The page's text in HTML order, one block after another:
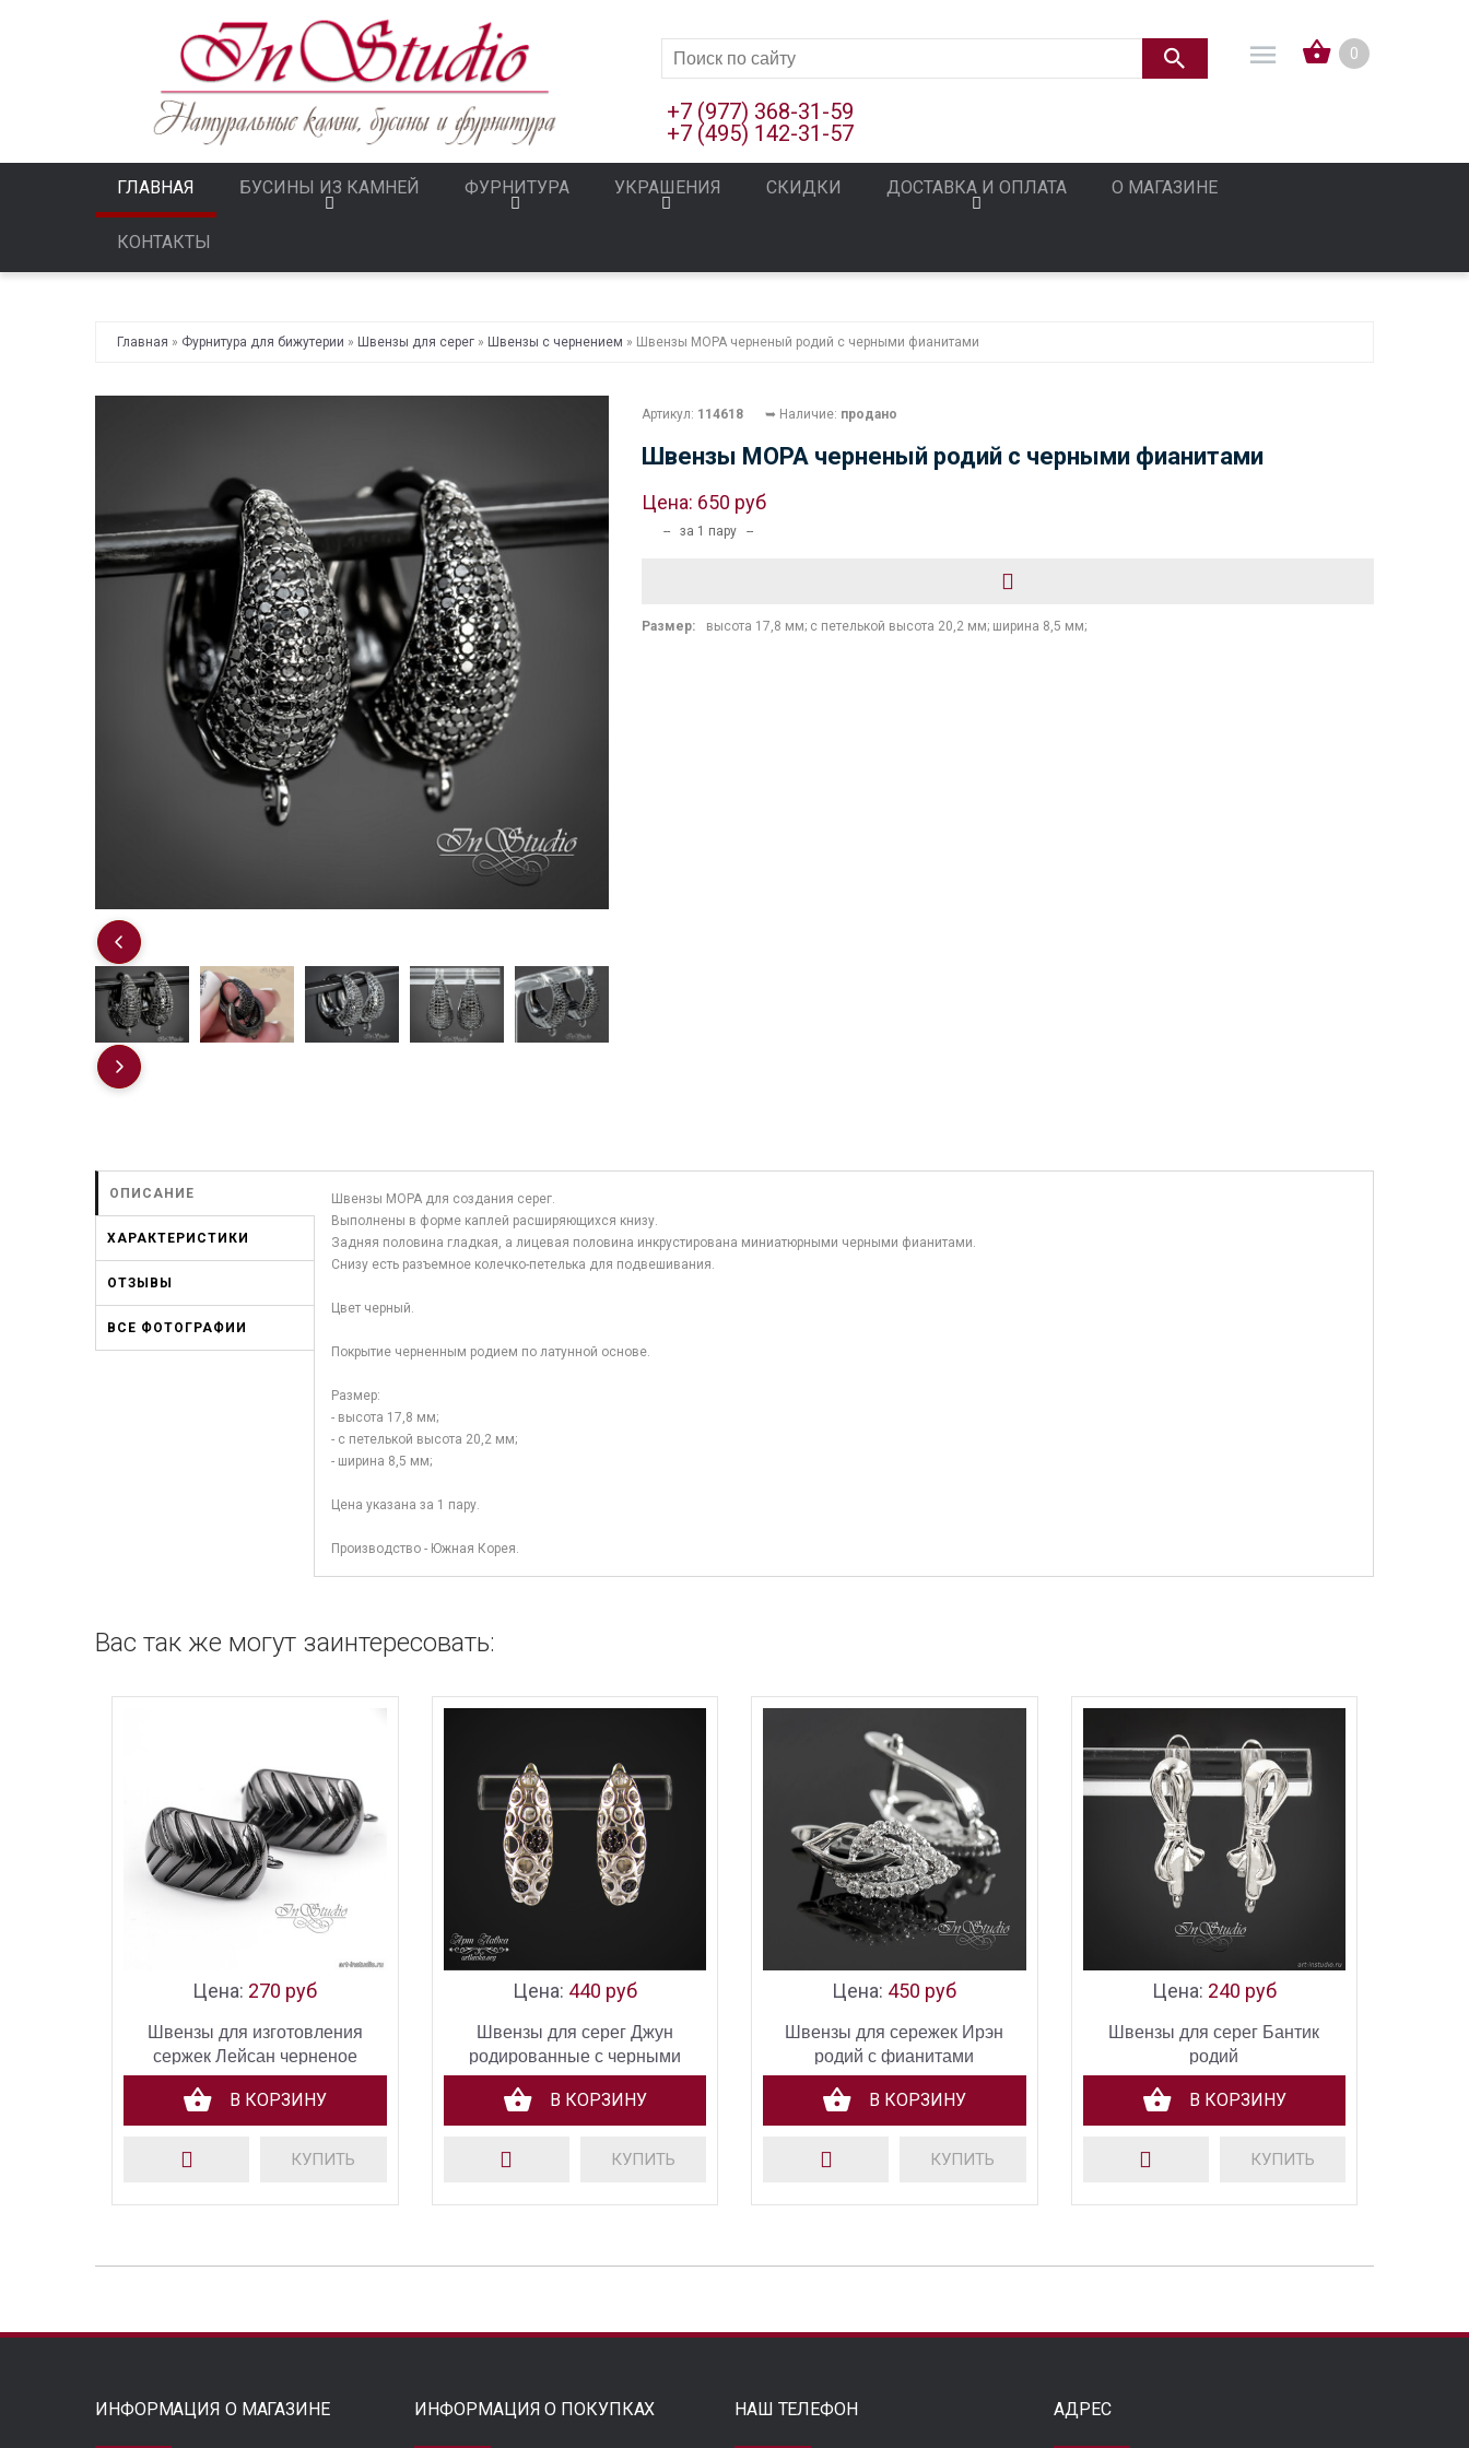
0
+7 (977) 368-31-59
+7 (495) 142-31-57
ГЛАВНАЯ БУСИНЫ ИЗ КАМНЕЙ ФУРНИТУРА УКРАШЕНИЯ СКИДКИ ДОСТАВКА И ОПЛАТА О МАГАЗИНЕ
КОНТАКТЫ
Главная » Фурнитура для бижутерии » Швензы для серег » Швензы с чернением » Швензы МОРА черненый родий с черными фианитами
Артикул: 114618 ➥ Наличие: продано
Швензы МОРА черненый родий с черными фианитами
Цена: 650 руб
-- за 1 пару --
Размер: высота 17,8 мм; с петелькой высота 20,2 мм; ширина 8,5 мм;
ОПИСАНИЕ
ХАРАКТЕРИСТИКИ
ОТЗЫВЫ
ВСЕ ФОТОГРАФИИ
Швензы МОРА для создания серег.
Выполнены в форме каплей расширяющихся книзу.
Задняя половина гладкая, а лицевая половина инкрустирована миниатюрными черными фианитами.
Снизу есть разъемное колечко-петелька для подвешивания.
Цвет черный.
Покрытие черненным родием по латунной основе.
Размер:
- высота 17,8 мм;
- с петелькой высота 20,2 мм;
- ширина 8,5 мм;
Цена указана за 1 пару.
Производство - Южная Корея.
Вас так же могут заинтересовать:
Цена: 270 руб
Швензы для изготовления
сержек Лейсан черненое
родиевое покрытие
В КОРЗИНУ
КУПИТЬ
Цена: 440 руб
Швензы для серег Джун
родированные с черными
фианитами
В КОРЗИНУ
КУПИТЬ
Цена: 450 руб
Швензы для сережек Ирэн
родий с фианитами
В КОРЗИНУ
КУПИТЬ
Цена: 240 руб
Швензы для серег Бантик
родий
В КОРЗИНУ
КУПИТЬ
ИНФОРМАЦИЯ О МАГАЗИНЕ ИНФОРМАЦИЯ О ПОКУПКАХ НАШ ТЕЛЕФОН АДРЕС